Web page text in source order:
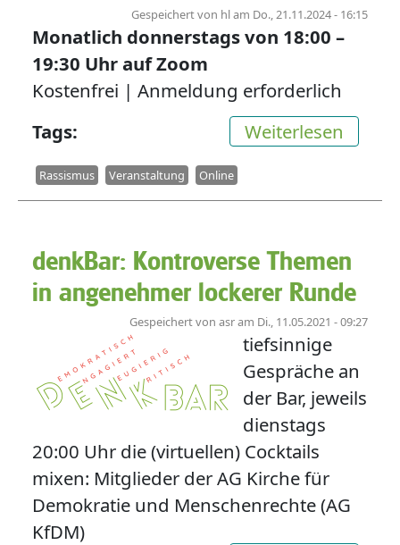
Gespeichert von hlam Do., 21.11.2024 - 16:15
Monatlich donnerstags von 18:00 –
19:30 Uhr auf Zoom
Kostenfrei | Anmeldung erforderlich
Weiterlesen
Tags
Rassismus Veranstaltung Online
denkBar: Kontroverse Themen
in angenehmer lockerer Runde
Gespeichert von asram Di., 11.05.2021 - 09:27
tiefsinnige
Gespräche an
der Bar, jeweils
dienstags
20:00 Uhr die (virtuellen) Cocktails
mixen: Mitglieder der AG Kirche für
Demokratie und Menschenrechte (AG
KfDM)